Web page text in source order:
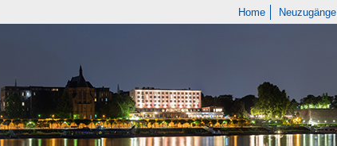
Home Neuzugänge